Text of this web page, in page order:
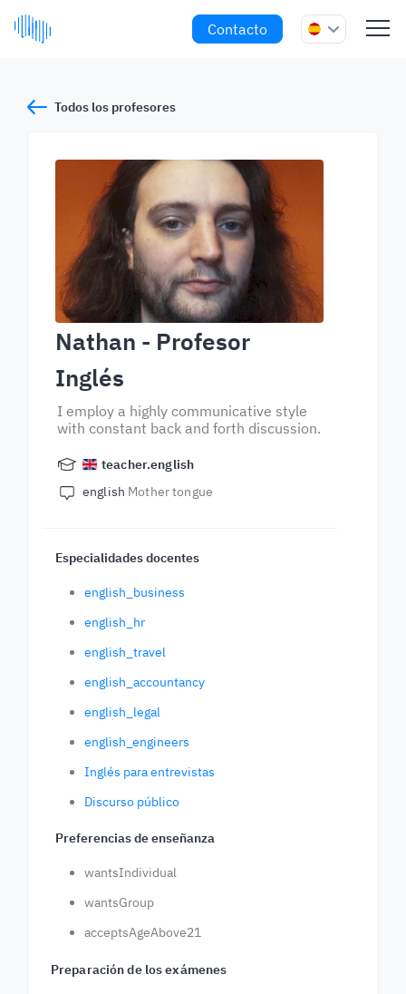
Contacto
Todos los profesores
Nathan - Profesor
Inglés
I employ a highly communicative style
with constant back and forth discussion.
teacher.english
english Mother tongue
Especialidades docentes
english_business
english_hr
english_travel
english_accountancy
english_legal
english_engineers
Inglés para entrevistas
Discurso público
Preferencias de enseñanza
wantsIndividual
wantsGroup
acceptsAgeAbove21
Preparación de los exámenes